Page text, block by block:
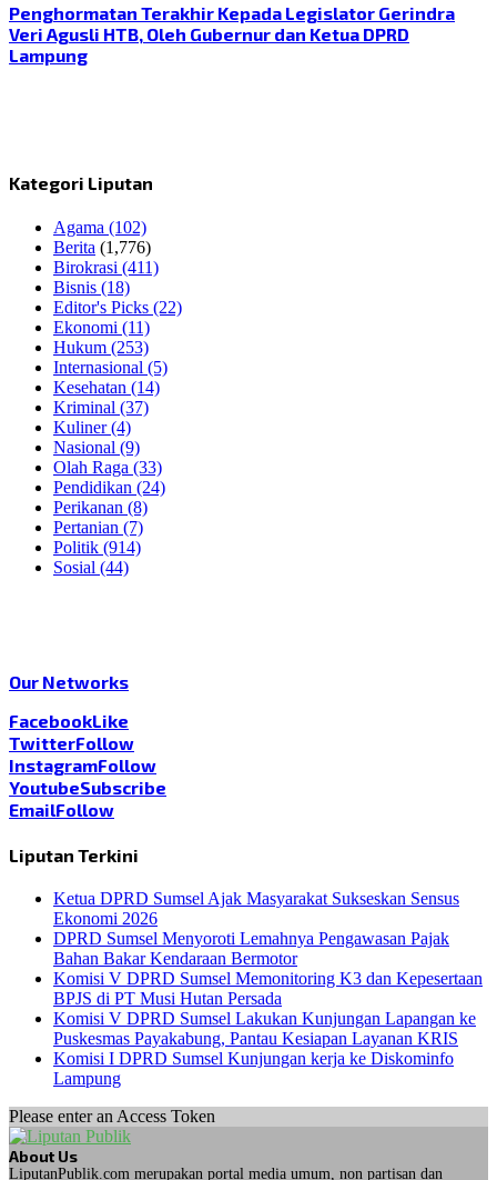
Penghormatan Terakhir Kepada Legislator Gerindra
Veri Agusli HTB, Oleh Gubernur dan Ketua DPRD
Lampung
Kategori Liputan
Agama (102)
Berita (1,776)
Birokrasi (411)
Bisnis (18)
Editor's Picks (22)
Ekonomi (11)
Hukum (253)
Internasional (5)
Kesehatan (14)
Kriminal (37)
Kuliner(4)
Nasional (9)
Olah Raga (33)
Pendidikan (24)
Perikanan (8)
Pertanian (7)
Politik (914)
Sosial (44)
Our Networks
FacebookLike
TwitterFollow
InstagramFollow
YoutubeSubscribe
EmailFollow
Liputan Terkini
Ketua DPRD Sumsel Ajak Masyarakat Sukseskan Sensus
Ekonomi 2026
DPRD Sumsel Menyoroti Lemahnya Pengawasan Pajak
Bahan Bakar Kendaraan Bermotor
Komisi V DPRD Sumsel Memonitoring K3 dan Kepesertaan
BPJS di PT Musi Hutan Persada
Komisi V DPRD Sumsel Lakukan Kunjungan Lapangan ke
Puskesmas Payakabung, Pantau Kesiapan Layanan KRIS
Komisi I DPRD Sumsel Kunjungan kerja ke Diskominfo
Lampung
Please enter an Access Token
About Us
LiputanPublik.com merupakan portal media umum, non partisan dan